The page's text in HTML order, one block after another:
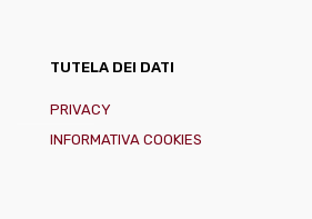
TUTELA DEI DATI
PRIVACY
INFORMATIVA COOKIES